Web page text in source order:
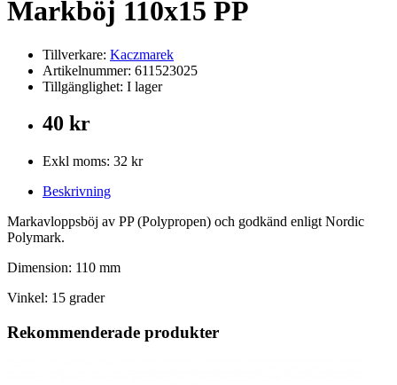
Markböj 110x15 PP
Tillverkare: Kaczmarek
Artikelnummer: 611523025
Tillgänglighet: I lager
40 kr
Exkl moms: 32 kr
Beskrivning
Markavloppsböj av PP (Polypropen) och godkänd enligt Nordic
Polymark.
Dimension: 110 mm
Vinkel: 15 grader
Rekommenderade produkter